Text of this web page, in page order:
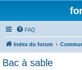
FAQ
Index du forum
Bac à sable